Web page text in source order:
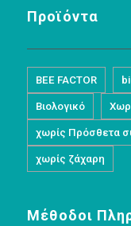
Προϊόντα
BEE FACTOR
Βιολογικό
χωρίς Πρόσθετα
χωρίς ζάχαρη
Μέθοδοι